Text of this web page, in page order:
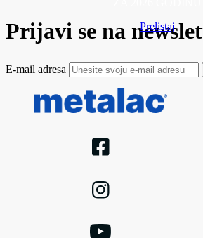
Prelistaj
Prijavi se na
E-mail adresa